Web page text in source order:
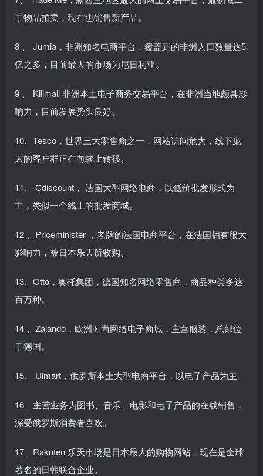
手物品拍卖，现在也销售新产品。
8 、 Jumia，非洲知名电商平台，覆盖到的非洲人口数量达5
亿之多，目前最大的市场为尼日利亚。
9 、 Kilimall 非洲本土电子商务交易平台，在非洲当地颇具影
响力，目前发展势头良好。
10、Tesco，世界三大零售商之一，网站访问危大，线下庞
大的客户群正在向线上转移。
11、 Cdiscount， 法国大型网络电商，以低价批发形式为
主，类似一个线上的批发商城。
12 、Priceminister ，老牌的法国电商平台，在法国拥有很大
影响力，被日本乐天所收购。
13、Otto，奥托集团，德国知名网络零售商，商品种类多达
百万种。
14 、Zalando，欧洲时尚网络电子商城，主营服装，总部位
于德国。
15、 Ulmart，俄罗斯本土大型电商平台，以电子产品为主。
16、主营业务为图书、音乐、电影和电子产品的在线销售，
深受俄罗斯消费者喜欢。
17、Rakuten 乐天市场是日本最大的购物网站，现在是全球
著名的日韩联合企业。